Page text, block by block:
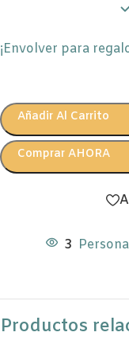
¡Envolver para
Añadir Al Carrito
Comprar AHORA
3
Productos